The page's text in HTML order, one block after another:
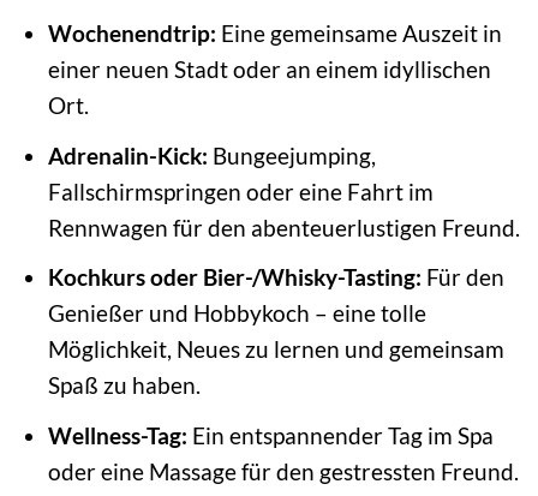
Wochenendtrip: Eine gemeinsame Auszeit in
einer neuen Stadt oder an einem idyllischen
Ort.
Adrenalin-Kick: Bungeejumping,
Fallschirmspringen oder eine Fahrt im
Rennwagen für den abenteuerlustigen Freund.
Kochkurs oder Bier-/Whisky-Tasting: Für den
Genießer und Hobbykoch – eine tolle
Möglichkeit, Neues zu lernen und gemeinsam
Spaß zu haben.
Wellness-Tag: Ein entspannender Tag im Spa
oder eine Massage für den gestressten Freund.